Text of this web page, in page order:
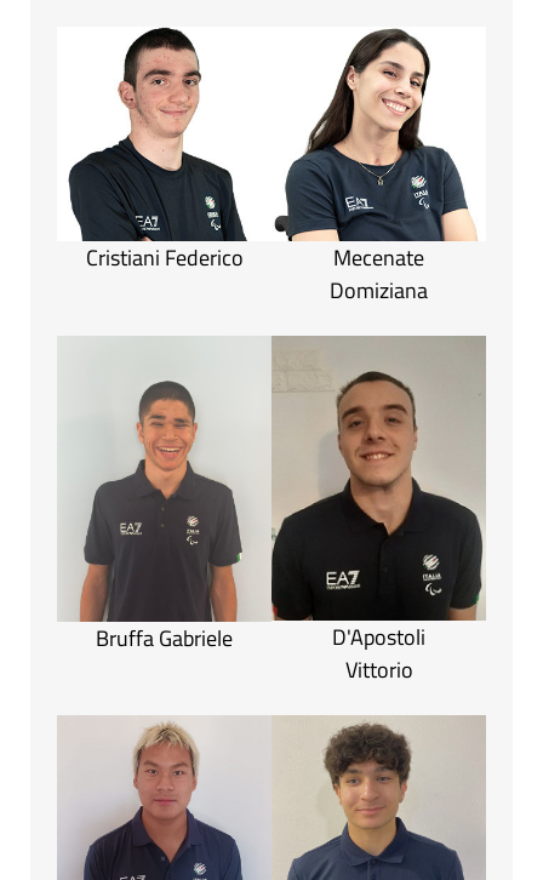
Cristiani Federico
Mecenate
Domiziana
Bruffa Gabriele
D'Apostoli
Vittorio